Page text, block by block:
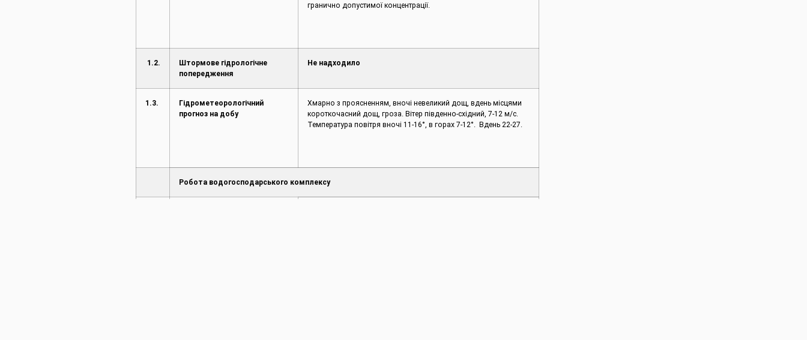
гранично допустимої концентрації.
1.2.
Штормове гідрологічне
попередження
Не надходило
1.3.
Гідрометеорологічний
прогноз на добу
Хмарно з проясненням, вночі невеликий дощ, вдень місцями
короткочасний дощ, гроза. Вітер південно-східний, 7-12 м/с.
Температура повітря вночі 11-16°, в горах 7-12°. Вдень 22-27.
Робота водогосподарського комплексу